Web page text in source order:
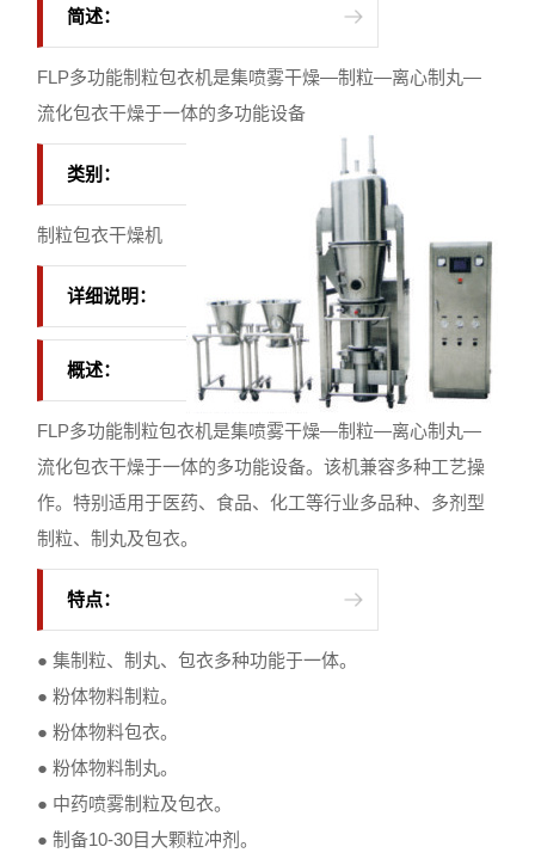
简述：
FLP多功能制粒包衣机是集喷雾干燥—制粒—离心制丸—
流化包衣干燥于一体的多功能设备
类别：
制粒包衣干燥机
详细说明：
概述：
FLP多功能制粒包衣机是集喷雾干燥—制粒—离心制丸—
流化包衣干燥于一体的多功能设备。该机兼容多种工艺操
作。特别适用于医药、食品、化工等行业多品种、多剂型
制粒、制丸及包衣。
特点：
● 集制粒、制丸、包衣多种功能于一体。
● 粉体物料制粒。
● 粉体物料包衣。
● 粉体物料制丸。
● 中药喷雾制粒及包衣。
● 制备10-30目大颗粒冲剂。